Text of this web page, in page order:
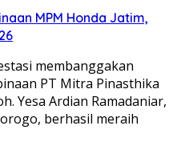
MPM Honda Jatim,
membanggakan
PT Mitra Pinasthika
Yesa Ardian Ramadaniar,
berhasil meraih